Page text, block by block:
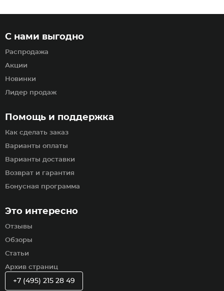
Помощь и поддержка
Как сделать заказ
Варианты оплаты
Варианты доставки
Возврат и гарантия
Бонусная программа
С нами выгодно
Распродажа
Акции
Новинки
Лидер продаж
Это интересно
Отзывы
Обзоры
Статьи
Архив страниц
+7 (495) 215 28 49